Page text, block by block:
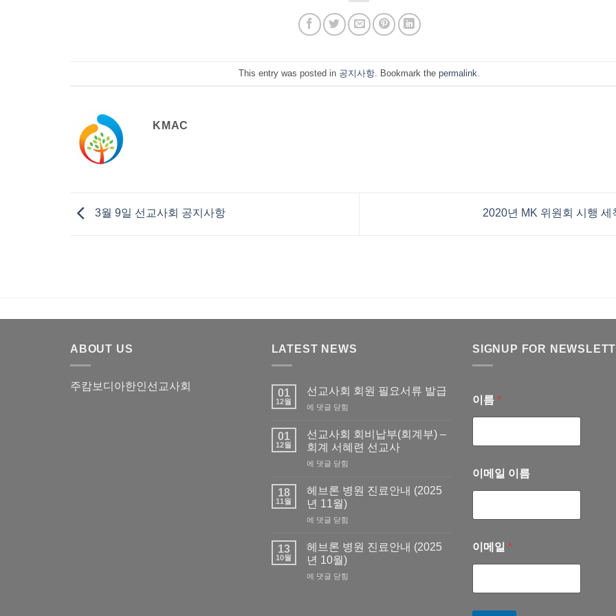
This entry was posted in 공지사항. Bookmark the permalink
KMAC
3월 9일 선교사회 공지사항 2020년 MK 위원회 시행
ABOUT US
주캄보디아한인선교사회
LATEST NEWS
01
12월
선교사회 회원 필요서류 발급
선
사
회
회
원
요
서
류
발
에 댓글 닫힘
01
12월
선교사회 회비납부(회계부) –
회계 서혜련 선교사
선
사
회
회
비
부
(회
계
부)
에 댓글 닫힘
18
11월
헤브론 병원 진료안내 (2025
년 11월)
헤
론
병
원
진
에 댓글 닫힘
13
10월
헤브론 병원 진료안내 (2025
년 10월)
헤
에 댓글 닫힘
SIGNUP FOR
이름 *
이메일 이름
이메일 *